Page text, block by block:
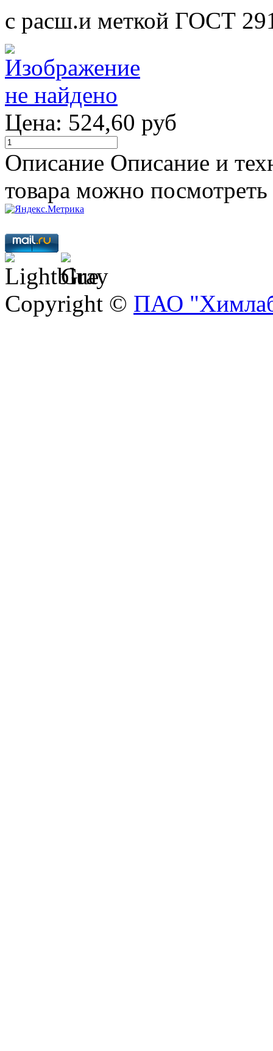
с расш.и меткой ГОСТ
Цена: 524,60 руб
Описание Описание и
товара можно
Copyright © ПАО